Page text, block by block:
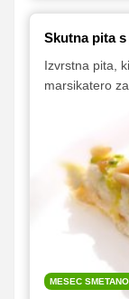
Skutna pita
Izvrstna pita,
marsikatero
MESEC